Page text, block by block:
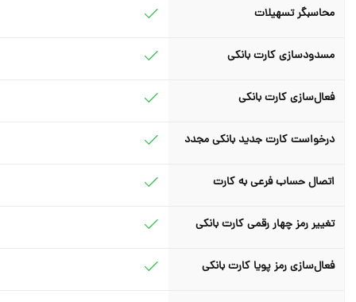
محاسبگر تسهیلات
مسدودسازی کارت بانکی
فعال‌سازی کارت بانکی
درخواست کارت جدید بانکی مجدد
اتصال حساب فرعی به کارت
تغییر رمز چهار رقمی کارت بانکی
فعال‌سازی رمز پویا کارت بانکی